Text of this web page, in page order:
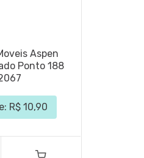
Aspen
Ponto 188
R$ 10,90